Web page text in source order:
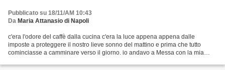
Pubblicato su 18/11/AM 10:43
Da Maria Attanasio di Napoli
c'era l'odore del caffè dalla cucina c'era la luce appena appena dalle
imposte a proteggere il nostro lieve sonno del mattino e prima che tutto
cominciasse a camminare verso il giorno. io andavo a Messa con la mia